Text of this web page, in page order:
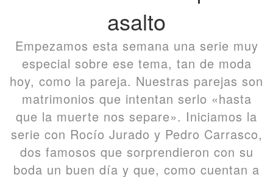
asalto
Empezamos esta semana una serie muy
especial sobre ese tema, tan de moda
hoy, como la pareja. Nuestras parejas son
matrimonios que intentan serlo «hasta
que la muerte nos separe». Iniciamos la
serie con Rocío Jurado y Pedro Carrasco,
dos famosos que sorprendieron con su
boda un buen día y que, como cuentan a